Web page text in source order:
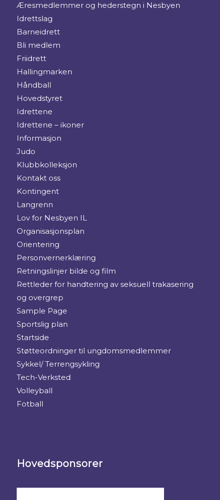
Æresmedlemmer og hederstegn i Nesbyen
Idrettslag
Barneidrett
Bli medlem
Friidrett
Hallingmarken
Håndball
Hovedstyret
Idrettene
Idrettene – ikoner
Informasjon
Judo
Klubbkolleksjon
Kontakt oss
Kontingent
Langrenn
Lov for Nesbyen IL
Organisasjonsplan
Orientering
Personvernerklæring
Retningslinjer bilde og film
Rettleder for handtering av seksuell trakasering
og overgrep
Sample Page
Sportslig plan
Startside
Støtteordninger til ungdomsmedlemmer
Sykkel/ Terrengsykling
Tech-Verksted
Volleyball
Fotball
Hovedsponsorer